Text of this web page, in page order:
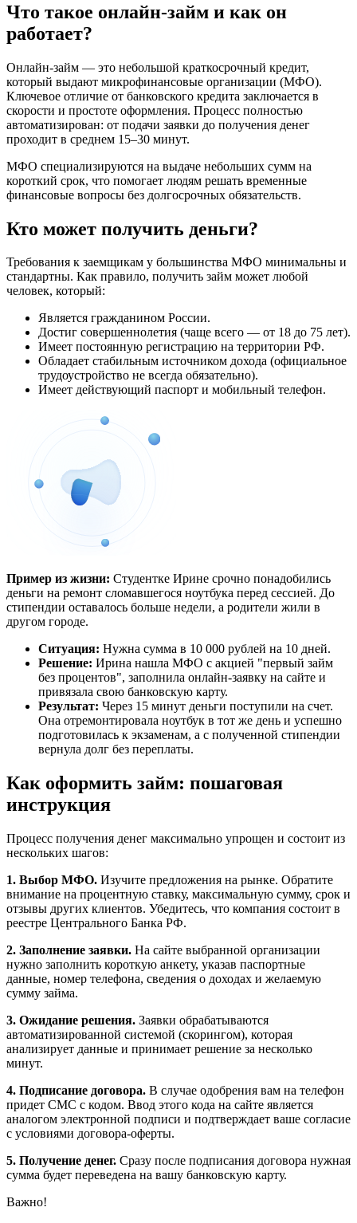
Что такое онлайн-займ и как он
работает?
Онлайн-займ — это небольшой краткосрочный кредит,
который выдают микрофинансовые организации (МФО).
Ключевое отличие от банковского кредита заключается в
скорости и простоте оформления. Процесс полностью
автоматизирован: от подачи заявки до получения денег
проходит в среднем 15–30 минут.
МФО специализируются на выдаче небольших сумм на
короткий срок, что помогает людям решать временные
финансовые вопросы без долгосрочных обязательств.
Кто может получить деньги?
Требования к заемщикам у большинства МФО минимальны и
стандартны. Как правило, получить займ может любой
человек, который:
Является гражданином России.
Достиг совершеннолетия (чаще всего — от 18 до 75 лет).
Имеет постоянную регистрацию на территории РФ.
Обладает стабильным источником дохода (официальное
трудоустройство не всегда обязательно).
Имеет действующий паспорт и мобильный телефон.
Пример из жизни: Студентке Ирине срочно понадобились
деньги на ремонт сломавшегося ноутбука перед сессией. До
стипендии оставалось больше недели, а родители жили в
другом городе.
Ситуация: Нужна сумма в 10 000 рублей на 10 дней.
Решение: Ирина нашла МФО с акцией "первый займ
без процентов", заполнила онлайн-заявку на сайте и
привязала свою банковскую карту.
Результат: Через 15 минут деньги поступили на счет.
Она отремонтировала ноутбук в тот же день и успешно
подготовилась к экзаменам, а с полученной стипендии
вернула долг без переплаты.
Как оформить займ: пошаговая
инструкция
Процесс получения денег максимально упрощен и состоит из
нескольких шагов:
1. Выбор МФО. Изучите предложения на рынке. Обратите
внимание на процентную ставку, максимальную сумму, срок и
отзывы других клиентов. Убедитесь, что компания состоит в
реестре Центрального Банка РФ.
2. Заполнение заявки. На сайте выбранной организации
нужно заполнить короткую анкету, указав паспортные
данные, номер телефона, сведения о доходах и желаемую
сумму займа.
3. Ожидание решения. Заявки обрабатываются
автоматизированной системой (скорингом), которая
анализирует данные и принимает решение за несколько
минут.
4. Подписание договора. В случае одобрения вам на телефон
придет СМС с кодом. Ввод этого кода на сайте является
аналогом электронной подписи и подтверждает ваше согласие
с условиями договора-оферты.
5. Получение денег. Сразу после подписания договора нужная
сумма будет переведена на вашу банковскую карту.
Важно!